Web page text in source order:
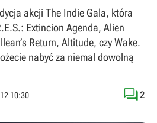
akcji The Indie Gala, która
Extincion Agenda, Alien
Return, Altitude, czy Wake.
nabyć za niemal dowolną
10:30 2